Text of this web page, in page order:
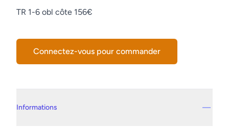
Description
TR 1-6 obl côte 156€
Connectez-vous pour commander
Informations